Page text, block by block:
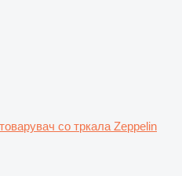
со тркала Zeppelin